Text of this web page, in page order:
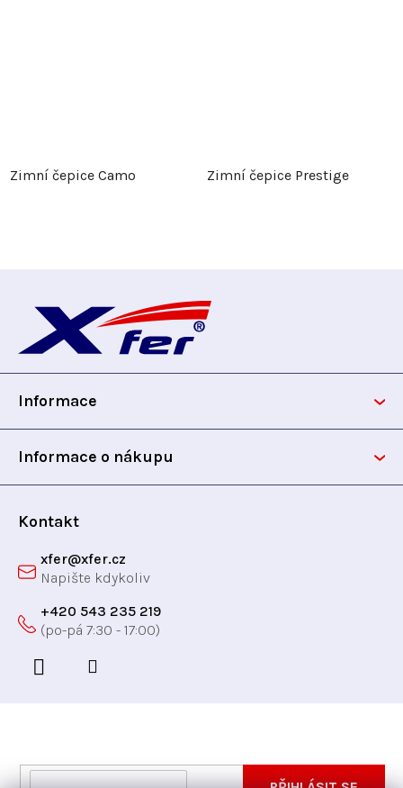
Zimní čepice Camo Zimní čepice Prestige
p
Informace
Informace o nákupu
Kontakt
xfer@xfer.cz
+420 543 235 219
Vložte svůj e-mail a my vám budeme zasílat informace
E-